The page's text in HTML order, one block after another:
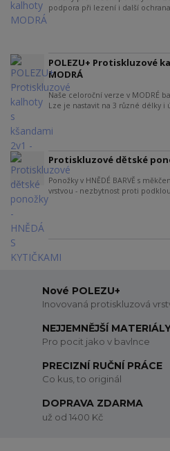
podpora při lezení i další
POLEZU+ Protiskluzové
MODRÁ
Naše celoroční verze v MODRÉ
Lze je nastavit na 3 různé délky i
Protiskluzové dětské
Ponožky v HNĚDÉ BARVĚ s
vrstvou - nezbytnost proti
Nové POLEZU+
Inovovaná protiskluzová
NEJJEMNĚJŠÍ
Pro pocit jako v bavlnce
PRECIZNÍ RUČNÍ PRÁCE
Co kus, to originál
DOPRAVA ZDARMA
už od 1400 Kč